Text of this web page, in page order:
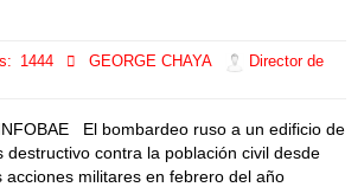
1444 GEORGE CHAYA
Director de
El bombardeo ruso a un edificio de
destructivo contra la población civil desde
acciones militares en febrero del año